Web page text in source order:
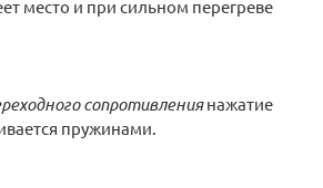
место и при сильном перегреве
сопротивлениянажатие
пружинами.